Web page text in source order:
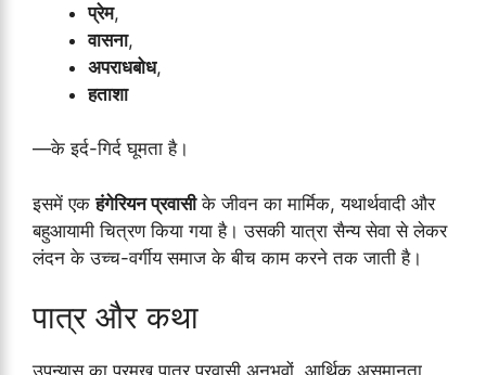
प्रेम,
वासना,
अपराधबोध,
हताशा
—के इर्द-गिर्द घूमता है।
इसमें एकहंगेरियन प्रवासीके जीवन का मार्मिक, यथार्थवादी और
बहुआयामी चित्रण किया गया है। उसकी यात्रा सैन्य सेवा से लेकर
लंदन के उच्च-वर्गीय समाज के बीच काम करने तक जाती है।
पात्र और कथा